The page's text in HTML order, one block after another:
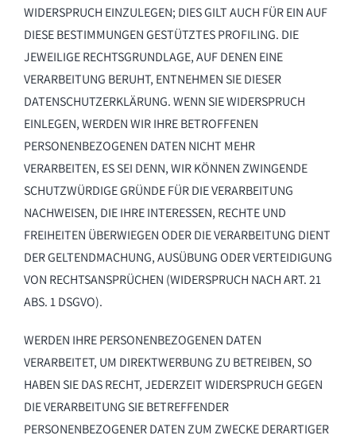
WIDERSPRUCH EINZULEGEN; DIES GILT AUCH FÜR EIN AUF
DIESE BESTIMMUNGEN GESTÜTZTES PROFILING. DIE
JEWEILIGE RECHTSGRUNDLAGE, AUF DENEN EINE
VERARBEITUNG BERUHT, ENTNEHMEN SIE DIESER
DATENSCHUTZERKLÄRUNG. WENN SIE WIDERSPRUCH
EINLEGEN, WERDEN WIR IHRE BETROFFENEN
PERSONENBEZOGENEN DATEN NICHT MEHR
VERARBEITEN, ES SEI DENN, WIR KÖNNEN ZWINGENDE
SCHUTZWÜRDIGE GRÜNDE FÜR DIE VERARBEITUNG
NACHWEISEN, DIE IHRE INTERESSEN, RECHTE UND
FREIHEITEN ÜBERWIEGEN ODER DIE VERARBEITUNG DIENT
DER GELTENDMACHUNG, AUSÜBUNG ODER VERTEIDIGUNG
VON RECHTSANSPRÜCHEN (WIDERSPRUCH NACH ART. 21
ABS. 1 DSGVO).
WERDEN IHRE PERSONENBEZOGENEN DATEN
VERARBEITET, UM DIREKTWERBUNG ZU BETREIBEN, SO
HABEN SIE DAS RECHT, JEDERZEIT WIDERSPRUCH GEGEN
DIE VERARBEITUNG SIE BETREFFENDER
PERSONENBEZOGENER DATEN ZUM ZWECKE DERARTIGER